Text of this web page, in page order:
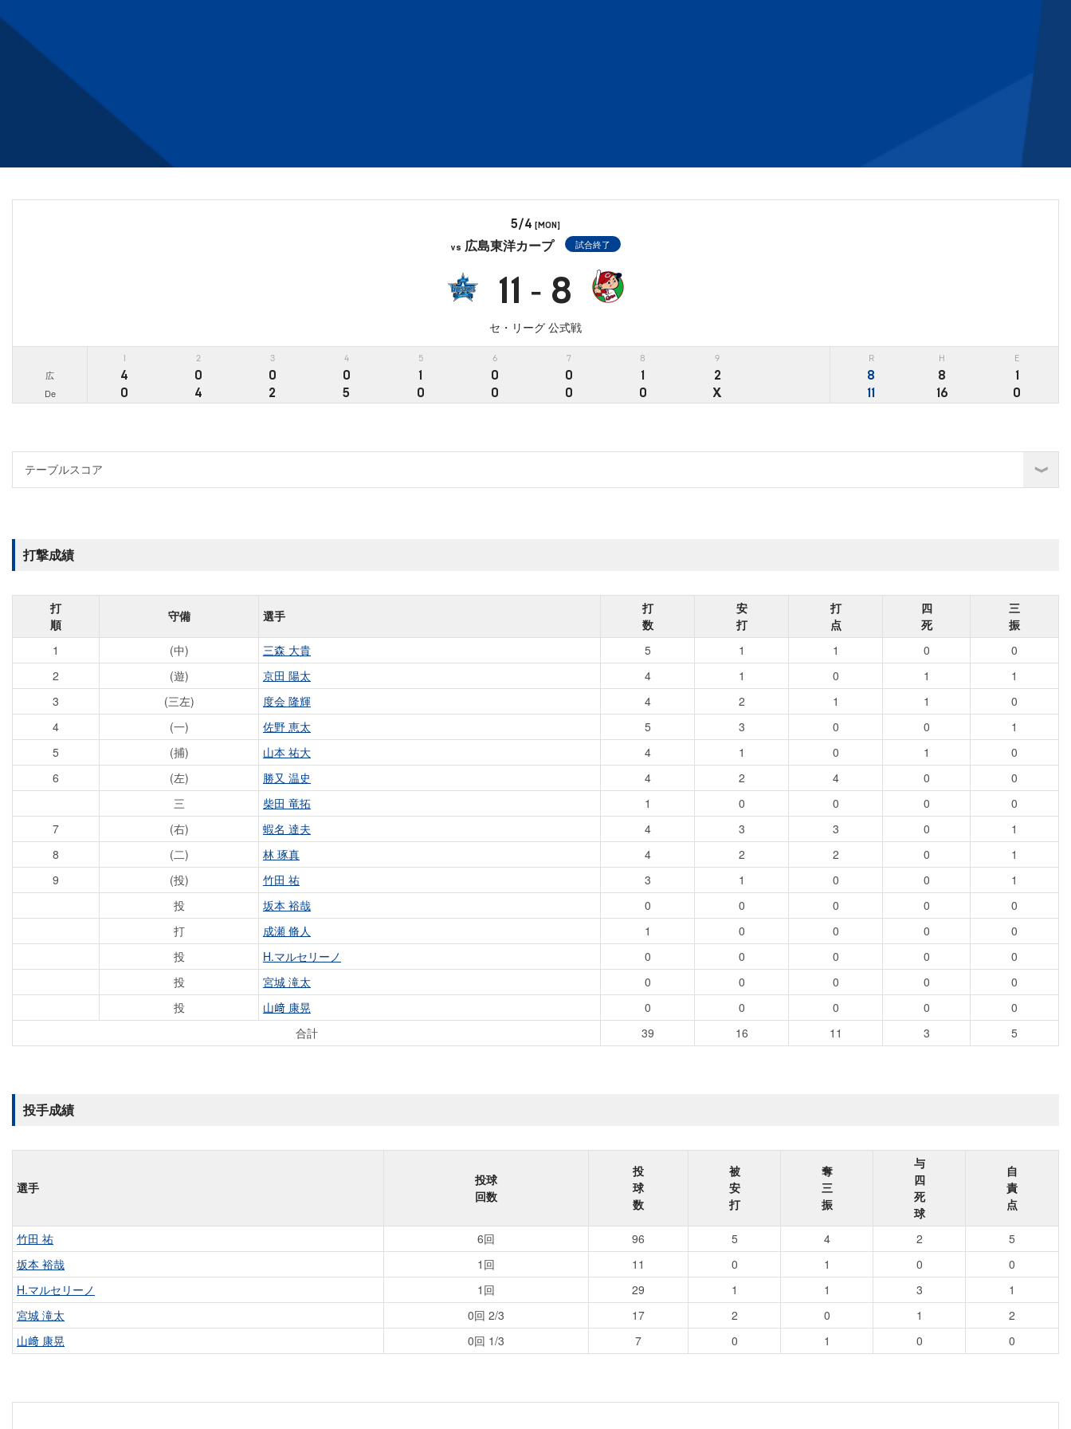
5/4 [MON]
vs 広島東洋カープ 試合終了
11 - 8
セ・リーグ 公式戦
2 3 4 5 6 7 8 9 R H E
広 4 0 0 0 1 0 0 1 2 8 8 1
De 0 4 2 5 0 0 0 0 X 11 16 0
打撃成績
打
順
守備 選手
打
数
安
打
打
点
四
死
三
振
1
(中) 三森 大貴 5 1 1 0
0
2
(遊) 京田 陽太 4 1 0 1
1
3
(三左) 度会 隆輝 4 2 1 1
0
4
(一) 佐野 恵太 5 3 0 0
1
5
(捕) 山本 祐大 4 1 0 1
0
6
(左) 勝又 温史 4 2 4 0
0
三
柴田 竜拓 1 0 0 0
0
7
(右) 蝦名 達夫 4 3 3 0
1
8
(二) 林 琢真 4 2 2 0
1
9
(投) 竹田 祐 3 1 0 0
1
投
坂本 裕哉 0 0 0 0
0
打
成瀬 脩人 1 0 0 0
0
投
H.マルセリーノ 0 0 0 0
0
投
宮城 滝太 0 0 0 0
0
投
山﨑 康晃 0 0 0 0
0
合計
39 16 11 3 5
投手成績
選手
投球
回数
投
球
数
被
安
打
奪
三
振
与
四
死
球
自
責
点
竹田 祐 6回 96 5 4 2
5
坂本 裕哉
1回 11 0 1 0
0
H.マルセリーノ
1回 29 1 1 3
1
宮城 滝太
0回 2/3 17 2 0 1
2
山﨑 康晃
0回 1/3 7 0 1 0 0